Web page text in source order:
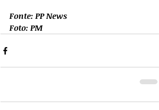
Fonte: PP News
Foto: PM